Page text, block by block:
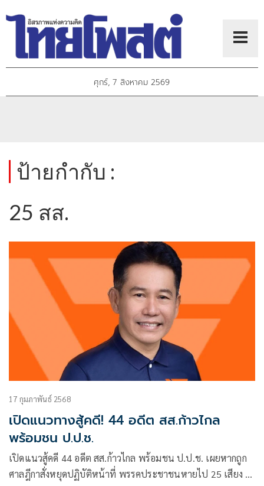
ศุกร์, 7 สิงหาคม 2569
ป้ายกำกับ :
25 สส.
17 กุมภาพันธ์ 2568
เปิดแนวทางสู้คดี! 44 อดีต สส.ก้าวไกล
พร้อมชน ป.ป.ช.
เปิดแนวสู้คดี 44 อดีต สส.ก้าวไกล พร้อมชน ป.ป.ช. เผยหากถูก
ศาลฎีกาสั่งหยุดปฏิบัติหน้าที่ พรรคประชาชนหายไป 25 เสียง ยิ่ง